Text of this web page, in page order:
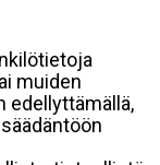
muiden
edellyttämällä,